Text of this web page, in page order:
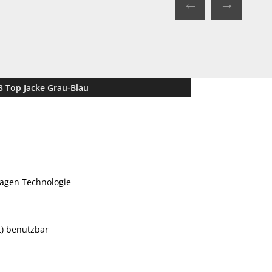
Jacke Grau-Blau
Technologie
benutzbar